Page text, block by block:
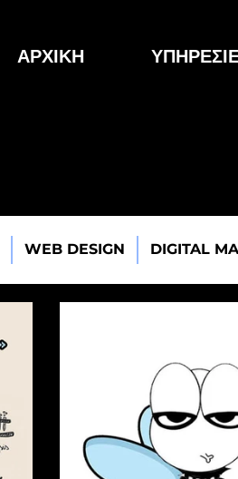
ΑΡΧΙΚΗ
WEB DESIGN DIGITAL